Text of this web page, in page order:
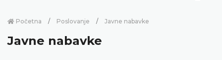
Početna Poslovanje Javne nabavke
Javne nabavke